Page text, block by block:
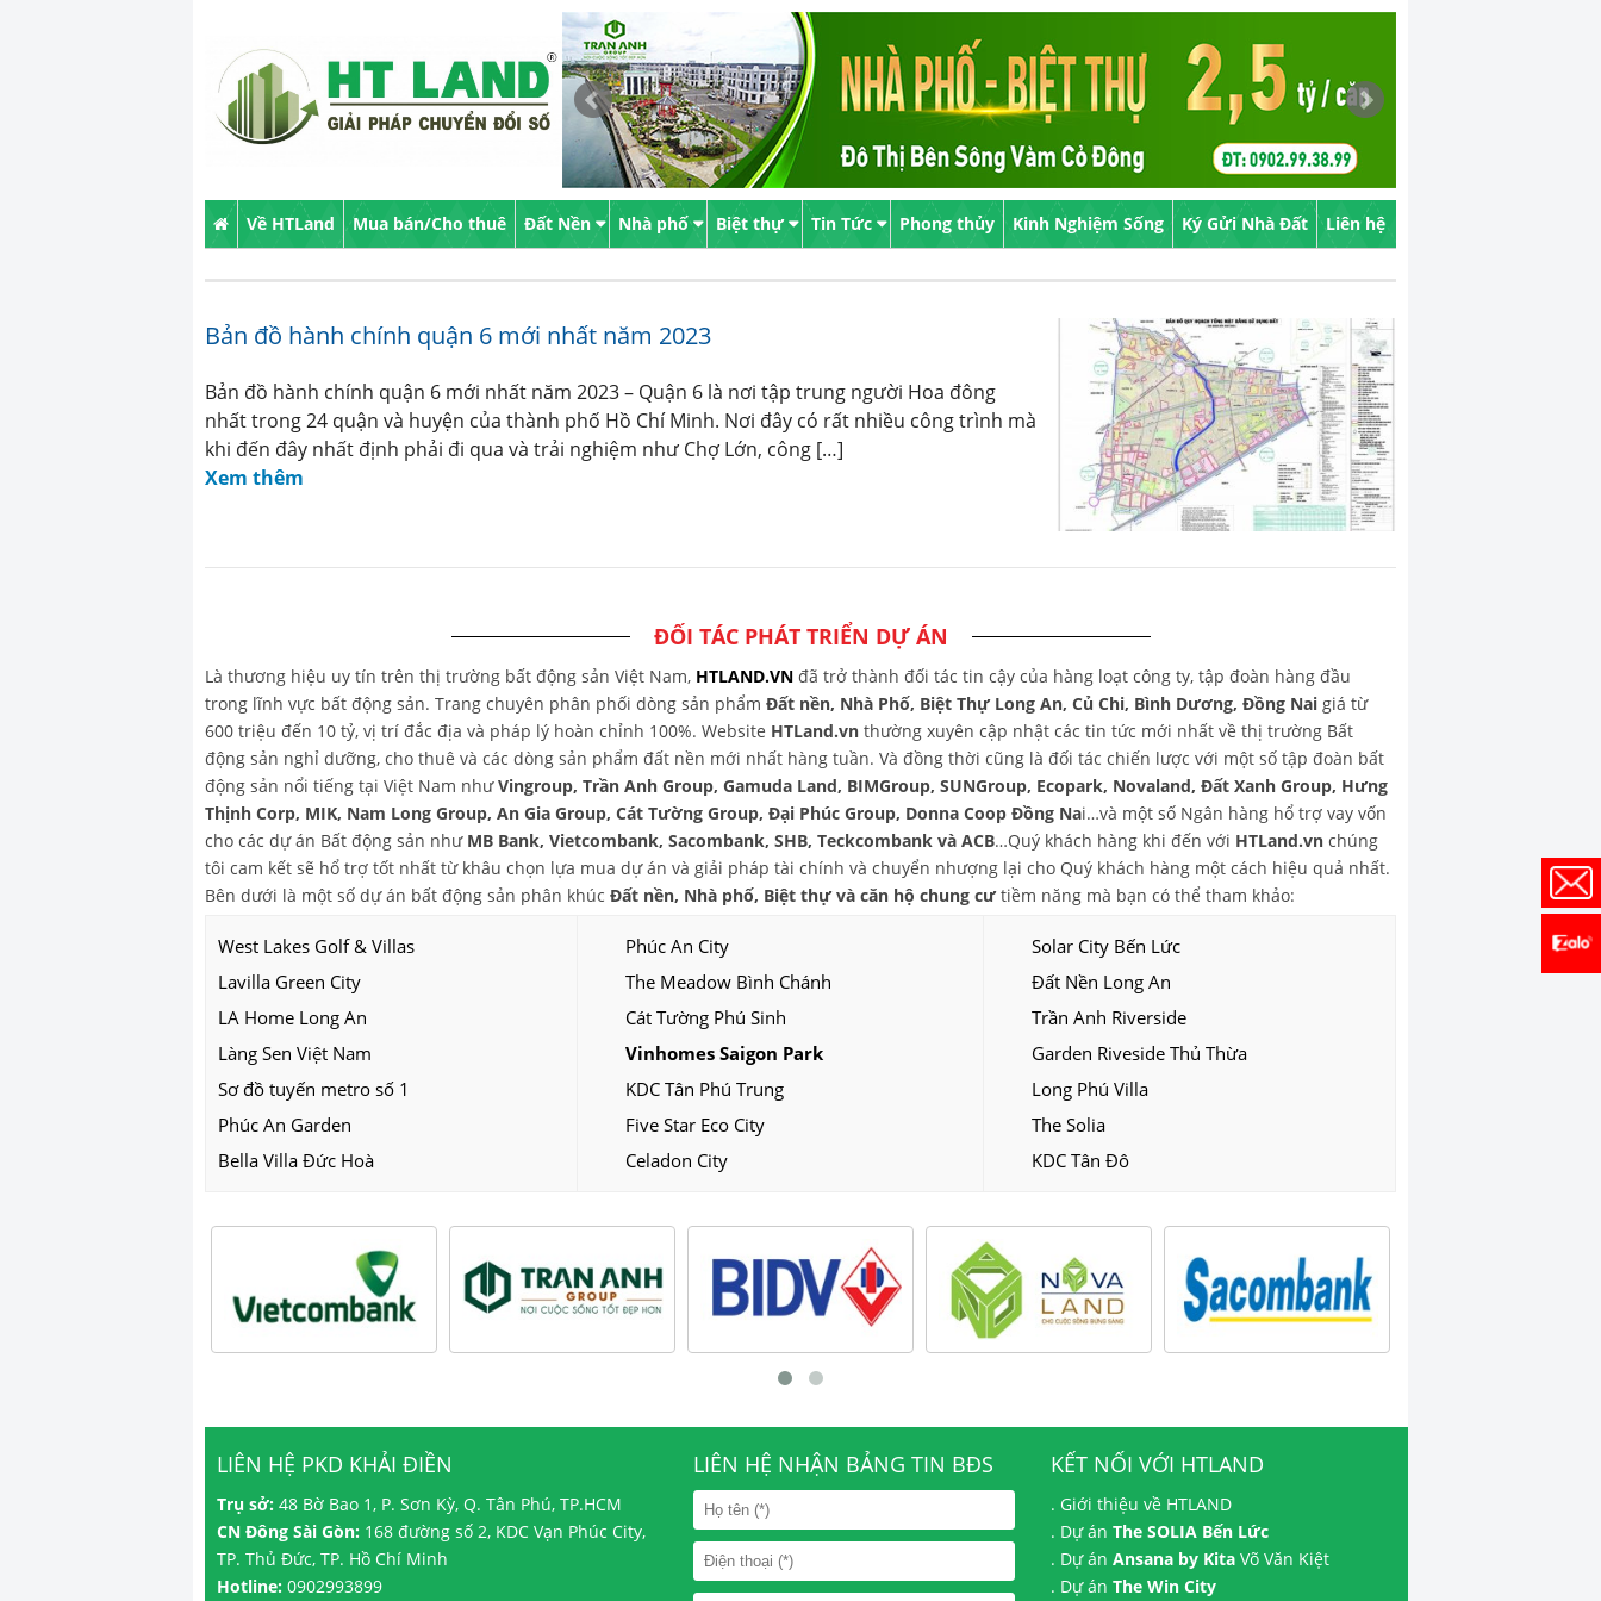
Về HTLand Mua bán/Cho thuê Đất Nền Nhà phố Biệt thự Tin Tức Phong thủy Kinh Nghiệm Sống Ký Gửi Nhà Đất Liên hệ
Bản đồ hành chính quận 6 mới nhất năm 2023
Bản đồ hành chính quận 6 mới nhất năm 2023 – Quận 6 là nơi tập trung người Hoa đông
nhất trong 24 quận và huyện của thành phố Hồ Chí Minh. Nơi đây có rất nhiều công trình mà
khi đến đây nhất định phải đi qua và trải nghiệm như Chợ Lớn, công […]
Xem thêm
ĐỐI TÁC PHÁT TRIỂN DỰ ÁN
Là thương hiệu uy tín trên thị trường bất động sản Việt Nam, HTLAND.VN đã trở thành đối tác tin cậy của hàng loạt công ty, tập đoàn hàng đầu
trong lĩnh vực bất động sản. Trang chuyên phân phối dòng sản phẩm Đất nền, Nhà Phố, Biệt Thự Long An, Củ Chi, Bình Dương, Đồng Nai giá từ
600 triệu đến 10 tỷ, vị trí đắc địa và pháp lý hoàn chỉnh 100%. Website HTLand.vn thường xuyên cập nhật các tin tức mới nhất về thị trường Bất
động sản nghỉ dưỡng, cho thuê và các dòng sản phẩm đất nền mới nhất hàng tuần. Và đồng thời cũng là đối tác chiến lược với một số tập đoàn bất
động sản nổi tiếng tại Việt Nam nhưVingroup, Trần Anh Group, Gamuda Land, BIMGroup, SUNGroup, Ecopark, Novaland, Đất Xanh Group, Hưng
Thịnh Corp, MIK, Nam Long Group, An Gia Group, Cát Tường Group, Đại Phúc Group, Donna Coop Đồng Nai…và một số Ngân hàng hổ trợ vay vốn
cho các dự án Bất động sản như MB Bank, Vietcombank, Sacombank, SHB, Teckcombank và ACB…Quý khách hàng khi đến với HTLand.vn chúng
tôi cam kết sẽ hổ trợ tốt nhất từ khâu chọn lựa mua dự án và giải pháp tài chính và chuyển nhượng lại cho Quý khách hàng một cách hiệu quả nhất.
Bên dưới là một số dự án bất động sản phân khúc Đất nền, Nhà phố, Biệt thự và căn hộ chung cưtiềm năng mà bạn có thể tham khảo:
West Lakes Golf & Villas
Lavilla Green City
LA Home Long An
Làng Sen Việt Nam
Sơ đồ tuyến metro số 1
Phúc An Garden
Bella Villa Đức Hoà
Phúc An City
The Meadow Bình Chánh
Cát Tường Phú Sinh
Vinhomes Saigon Park
KDC Tân Phú Trung
Five Star Eco City
Celadon City
Solar City Bến Lức
Đất Nền Long An
Trần Anh Riverside
Garden Riveside Thủ Thừa
Long Phú Villa
The Solia
KDC Tân Đô
LIÊN HỆ PKD KHẢI ĐIỀN
Trụ sở: 48 Bờ Bao 1, P. Sơn Kỳ, Q. Tân Phú, TP.HCM
CN Đông Sài Gòn: 168 đường số 2, KDC Vạn Phúc City,
TP. Thủ Đức, TP. Hồ Chí Minh
Hotline: 0902993899
LIÊN HỆ NHẬN BẢNG TIN BĐS KẾT NỐI VỚI HTLAND
. Giới thiệu về HTLAND
. Dự án The SOLIA Bến Lức
. Dự án Ansana by Kita Võ Văn Kiệt
. Dự án The Win City